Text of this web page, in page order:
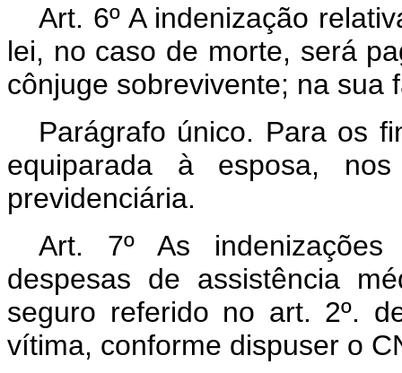
Art. 6º A indenização
lei, no caso de morte, será
cônjuge sobrevivente; na sua
Parágrafo único. Para os
equiparada à esposa,
previdenciária.
Art. 7º As
despesas de assistência
seguro referido no art. 2º.
vítima, conforme dispuser o